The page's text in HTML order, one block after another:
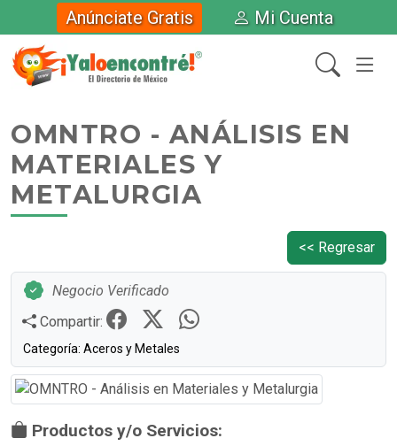
Anúnciate Gratis Mi Cuenta
OMNTRO - ANÁLISIS EN
MATERIALES Y
METALURGIA
<< Regresar
Negocio Verificado
Compartir:
Categoría: Aceros y Metales
Productos y/o Servicios: